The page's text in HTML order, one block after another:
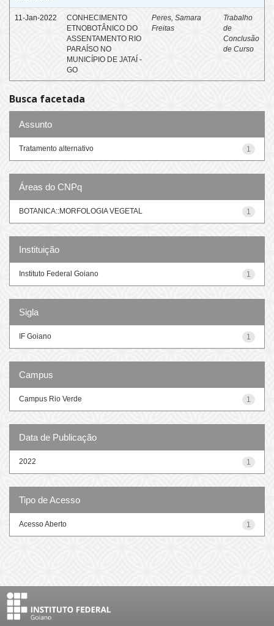
11-Jan-2022
CONHECIMENTO
ETNOBOTÂNICO DO
ASSENTAMENTO RIO
PARAÍSO NO
MUNICÍPIO DE JATAÍ -
GO
Peres, Samara
Freitas
Trabalho
de
Conclusão
de Curso
Busca facetada
Assunto
1
Tratamento alternativo
Áreas do CNPq
1
BOTANICA::MORFOLOGIA VEGETAL
Instituição
1
Instituto Federal Goiano
Sigla
1
IF Goiano
Campus
1
Campus Rio Verde
Data de Publicação
1
2022
Tipo de Acesso
1
Acesso Aberto